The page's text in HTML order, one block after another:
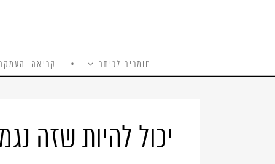
חומרים לכיתה קריאה
יכול להיות שזה